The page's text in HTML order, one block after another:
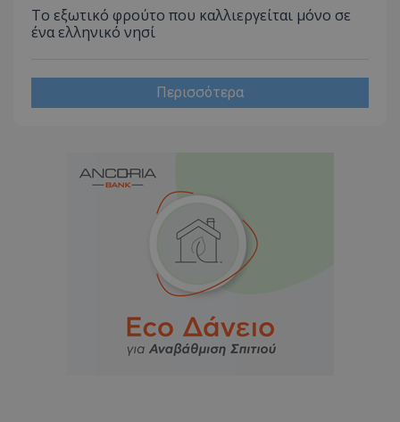
Το εξωτικό φρούτο που καλλιεργείται μόνο σε
ένα ελληνικό νησί
Περισσότερα